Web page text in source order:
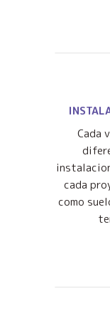
Cada
cada
como